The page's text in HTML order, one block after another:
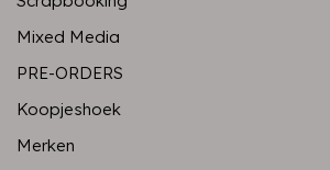
Mixed Media
PRE-ORDERS
Koopjeshoek
Merken